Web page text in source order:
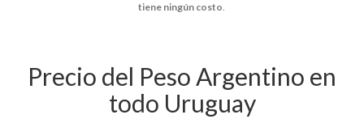
tiene ningún costo.
Precio del Peso Argentino en
todo Uruguay